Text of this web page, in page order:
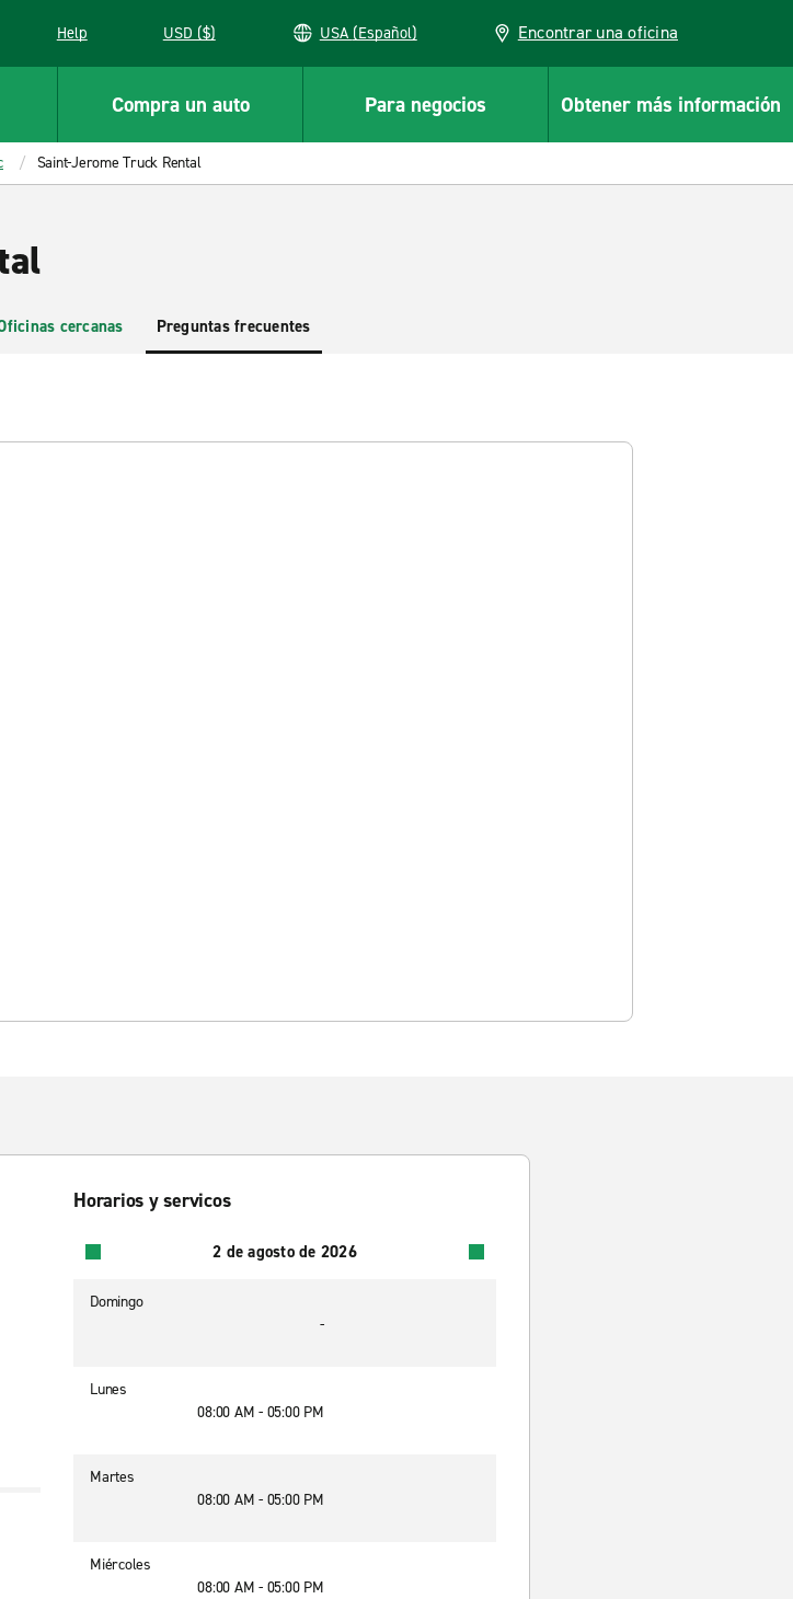
Help USD ($) USA (Español) Encontrar una oficina
Compra un auto Para negocios Obtener más información
Saint-Jerome Truck Rental
cercanas Preguntas frecuentes
Horarios y servicos
2 de agosto de 2026
Domingo
-
Lunes
08:00 AM - 05:00 PM
Martes
08:00 AM - 05:00 PM
Miércoles
08:00 AM - 05:00 PM